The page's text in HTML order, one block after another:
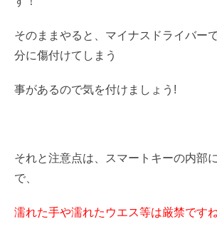
そのままやると、マイナスドライバー
分に傷付けてしまう
事があるので気を付けましょう!
それと注意点は、スマートキーの内部
で、
濡れた手や濡れたウエス等は厳禁ですね